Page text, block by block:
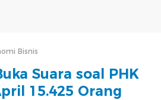
Bisnis
Suara soal PHK
15.425 Orang